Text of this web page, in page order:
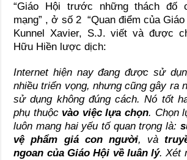
“Giáo Hội trước những thách đố
mạng” , ở số 2 “Quan điểm của
Kunnel Xavier, S.J. viết và được
Hữu Hiền lược dịch:
Internet hiện nay đang được sử
nhiều triển vọng, nhưng cũng gây ra
sử dụng không đúng cách. Nó tốt
phụ thuộc vào việc lựa chọn. Chọn
luôn mang hai yếu tố quan trọng là:
vệ phẩm giá con người, và
ngoan của Giáo Hội về luân lý. Xét